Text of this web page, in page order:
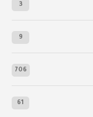
3
9
706
61